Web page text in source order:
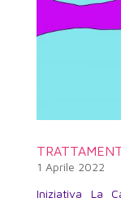
1 Aprile 2022
Iniziativa La